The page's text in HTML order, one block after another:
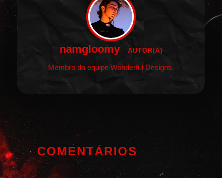
namgloomy AUTOR(A)
Membro da equipe Wonderful Designs.
COMENTÁRIOS